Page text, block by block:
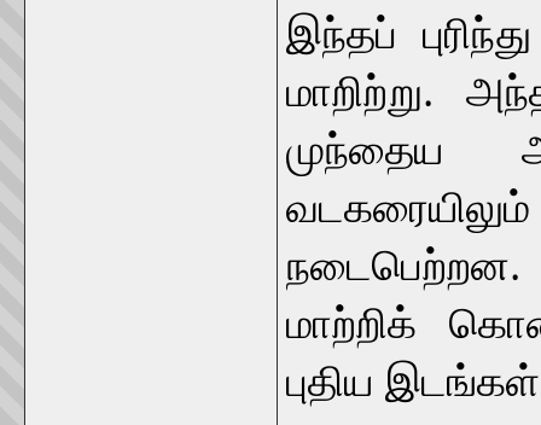
இந்தப்
மாறிற்று.
முந்தைய
மாற்றிக்
புதிய